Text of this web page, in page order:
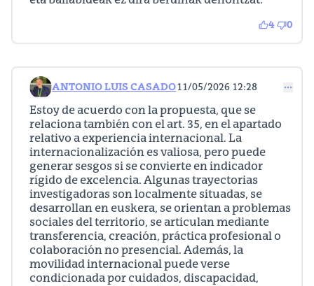
4 0
Comentario 95
ANTONIO LUIS CASADO11/05/2026 12:28
Estoy de acuerdo con la propuesta, que se
relaciona también con el art. 35, en el apartado
relativo a experiencia internacional. La
internacionalización es valiosa, pero puede
generar sesgos si se convierte en indicador
rígido de excelencia. Algunas trayectorias
investigadoras son localmente situadas, se
desarrollan en euskera, se orientan a problemas
sociales del territorio, se articulan mediante
transferencia, creación, práctica profesional o
colaboración no presencial. Además, la
movilidad internacional puede verse
condicionada por cuidados, discapacidad,